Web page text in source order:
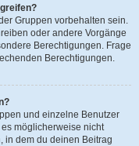
Gruppen vorbehalten sein.
oder andere Vorgänge
Berechtigungen. Frage
Berechtigungen.
und einzelne Benutzer
möglicherweise nicht
in dem du deinen Beitrag